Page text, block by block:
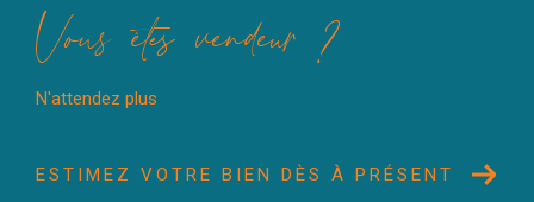
Vous êtes vendeur ?
N'attendez plus
ESTIMEZ VOTRE BIEN DÈS À PRÉSENT